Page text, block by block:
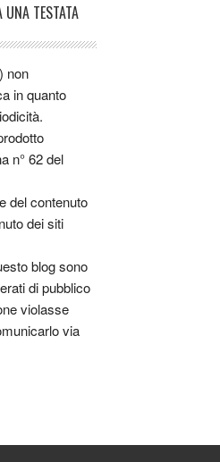
UNA TESTATA
non
in quanto
n° 62 del
del contenuto
dei siti
blog sono
di pubblico
violasse
via